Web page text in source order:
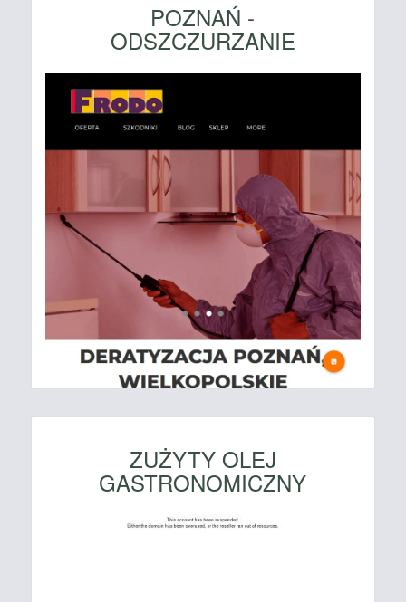
POZNAŃ -
ODSZCZURZANIE
ZUŻYTY OLEJ
GASTRONOMICZNY